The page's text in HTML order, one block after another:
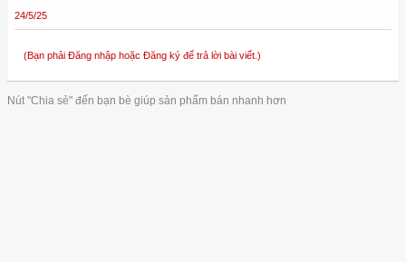
24/5/25
(Bạn phải Đăng nhập hoặc Đăng ký để trả lời bài viết.)
Nút "Chia sẻ" đến bạn bè giúp sản phẩm bán nhanh hơn